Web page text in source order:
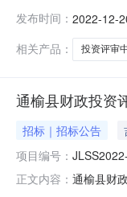
林）有限
发布时间： 2022-12-
相关产品：
投资评审
通榆县财政投资
招标｜招标公告
项目编号：
正文内容： 通榆县财